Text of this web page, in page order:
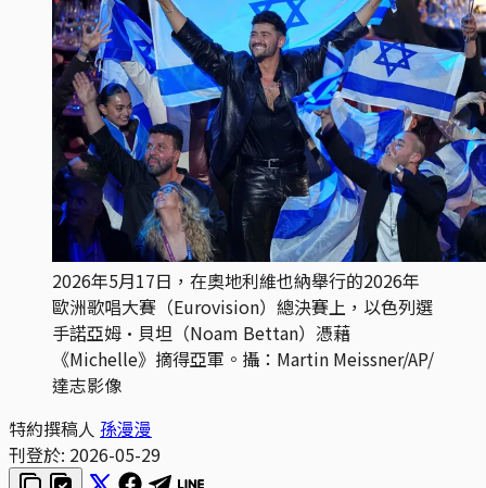
2026年5月17日，在奧地利維也納舉行的2026年
歐洲歌唱大賽（Eurovision）總決賽上，以色列選
手諾亞姆·貝坦（Noam Bettan）憑藉
《Michelle》摘得亞軍。攝：Martin Meissner/AP/
達志影像
特約撰稿人 孫漫漫
刊登於: 2026-05-29